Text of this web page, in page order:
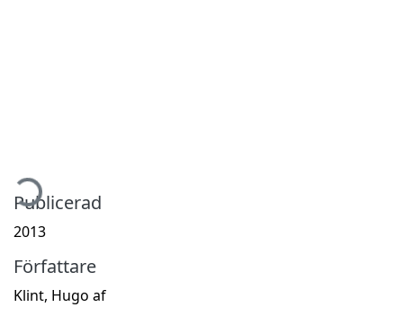
Publicerad
2013
Författare
Klint, Hugo af